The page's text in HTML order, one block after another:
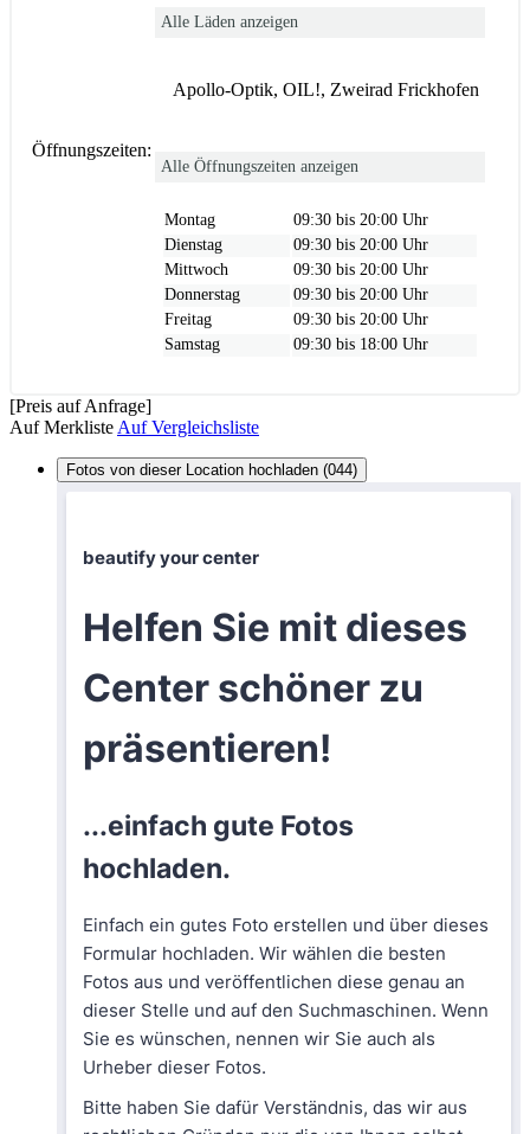
Alle Läden anzeigen
Apollo-Optik, OIL!, Zweirad Frickhofen
Öffnungszeiten:
Alle Öffnungszeiten anzeigen
Montag
09:30 bis 20:00 Uhr
Dienstag
09:30 bis 20:00 Uhr
Mittwoch
09:30 bis 20:00 Uhr
Donnerstag
09:30 bis 20:00 Uhr
Freitag
09:30 bis 20:00 Uhr
Samstag
09:30 bis 18:00 Uhr
[Preis auf Anfrage]
Auf Merkliste Auf Vergleichsliste
Fotos von dieser Location hochladen (044)